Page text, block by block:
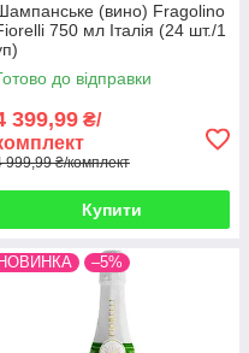
(вино) Fragolino
750 мл Італія (24 шт./1
до відправки
399,99 ₴/
999,99 ₴/комплект
Купити
НОВИНКА –5%